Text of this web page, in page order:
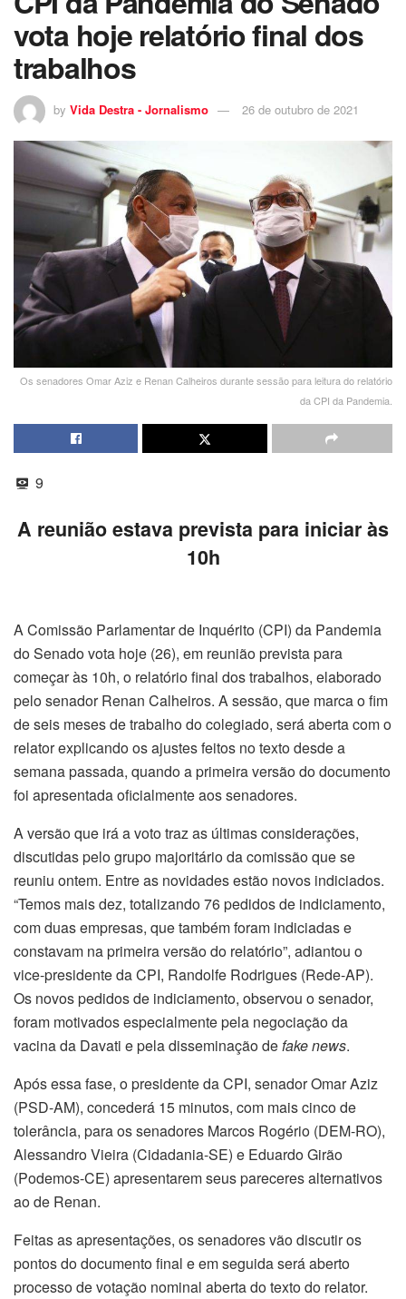
vota hoje relatório final dos
trabalhos
by Vida Destra - Jornalismo 26 de outubro de 2021
Os senadores Omar Aziz e Renan Calheiros durante sessão para leitura do relatório
da CPI da Pandemia.
9
A reunião estava prevista para iniciar às
10h
A Comissão Parlamentar de Inquérito (CPI) da Pandemia
do Senado vota hoje (26), em reunião prevista para
começar às 10h, o relatório final dos trabalhos, elaborado
pelo senador Renan Calheiros. A sessão, que marca o fim
de seis meses de trabalho do colegiado, será aberta com o
relator explicando os ajustes feitos no texto desde a
semana passada, quando a primeira versão do documento
foi apresentada oficialmente aos senadores.
A versão que irá a voto traz as últimas considerações,
discutidas pelo grupo majoritário da comissão que se
reuniu ontem. Entre as novidades estão novos indiciados.
“Temos mais dez, totalizando 76 pedidos de indiciamento,
com duas empresas, que também foram indiciadas e
constavam na primeira versão do relatório”, adiantou o
vice-presidente da CPI, Randolfe Rodrigues (Rede-AP).
Os novos pedidos de indiciamento, observou o senador,
foram motivados especialmente pela negociação da
vacina da Davati e pela disseminação defake news.
Após essa fase, o presidente da CPI, senador Omar Aziz
(PSD-AM), concederá 15 minutos, com mais cinco de
tolerância, para os senadores Marcos Rogério (DEM-RO),
Alessandro Vieira (Cidadania-SE) e Eduardo Girão
(Podemos-CE) apresentarem seus pareceres alternativos
ao de Renan.
Feitas as apresentações, os senadores vão discutir os
pontos do documento final e em seguida será aberto
processo de votação nominal aberta do texto do relator.